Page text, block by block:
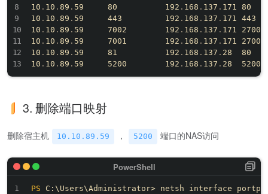
10 . 10 . 89 . 59     80          192 . 168 . 137 . 171 80
10 . 10 . 89 . 59     443         192 . 168 . 137 . 171 443
10 . 10 . 89 . 59     7002        192 . 168 . 137 . 171 27002
10 . 10 . 89 . 59     7001        192 . 168 . 137 . 171 27001
10 . 10 . 89 . 59     81          192 . 168 . 137 . 28  80
10 . 10 . 89 . 59     5200        192 . 168 . 137 .
3. 删除端口映射
删除宿主机 10.10.89.59 ， 5200 端口的NAS访问
PS C:\Users\Administrator> netsh interface